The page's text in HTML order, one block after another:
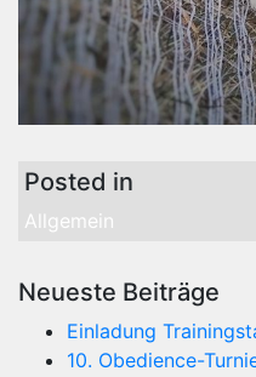
Posted in
Allgemein
Neueste Beiträge
Einladung
10. Obedience-